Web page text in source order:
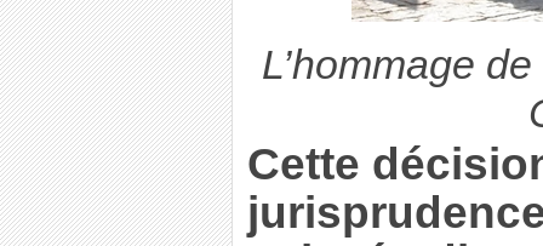
L’hommage
Cette